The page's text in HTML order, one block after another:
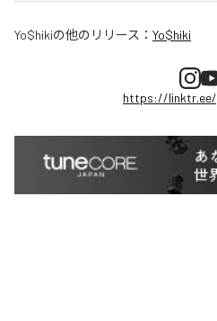
Yo$hikiの他のリリース： Yo$hiki
https://